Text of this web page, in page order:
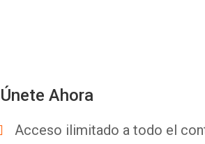
Únete Ahora
Acceso ilimitado a todo el